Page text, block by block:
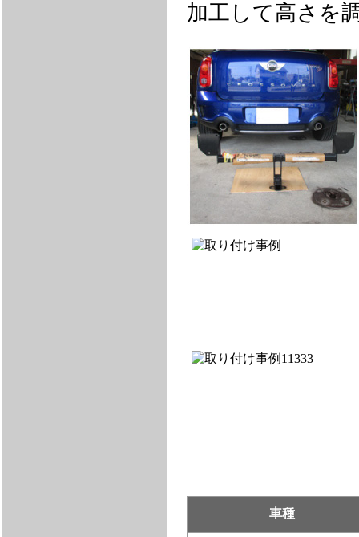
加工して高さを
車種